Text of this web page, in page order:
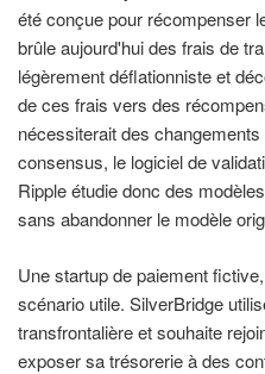
été conçue pour récompenser
brûle aujourd'hui des frais de
légèrement déflationniste et
de ces frais vers des
nécessiterait des
consensus, le logiciel de
Ripple étudie donc des
sans abandonner le modèle
Une startup de paiement
scénario utile. SilverBridge
transfrontalière et souhaite
exposer sa trésorerie à des